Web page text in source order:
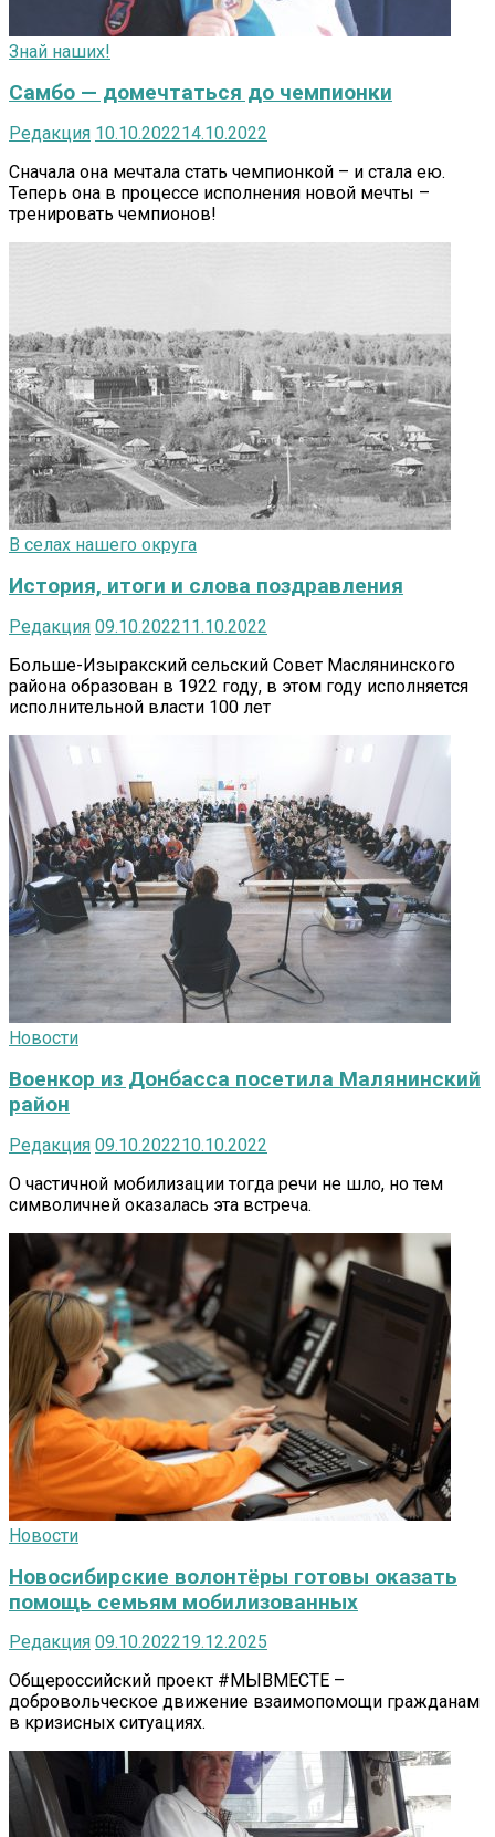
Знай наших!
Самбо — домечтаться до чемпионки
Редакция 10.10.202214.10.2022
Сначала она мечтала стать чемпионкой – и стала ею.
Теперь она в процессе исполнения новой мечты –
тренировать чемпионов!
В селах нашего округа
История, итоги и слова поздравления
Редакция 09.10.202211.10.2022
Больше-Изыракский сельский Совет Маслянинского
района образован в 1922 году, в этом году исполняется
исполнительной власти 100 лет
Новости
Военкор из Донбасса посетила Малянинский
район
Редакция 09.10.202210.10.2022
О частичной мобилизации тогда речи не шло, но тем
символичней оказалась эта встреча.
Новости
Новосибирские волонтёры готовы оказать
помощь семьям мобилизованных
Редакция 09.10.202219.12.2025
Общероссийский проект #МЫВМЕСТЕ –
добровольческое движение взаимопомощи гражданам
в кризисных ситуациях.